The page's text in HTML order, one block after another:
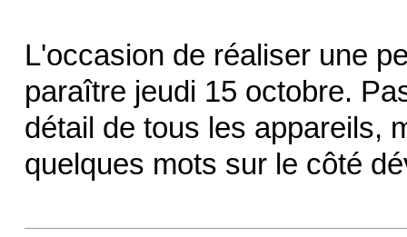
L'occasion de réaliser une
paraître jeudi 15 octobre.
détail de tous les appareils,
quelques mots sur le côté